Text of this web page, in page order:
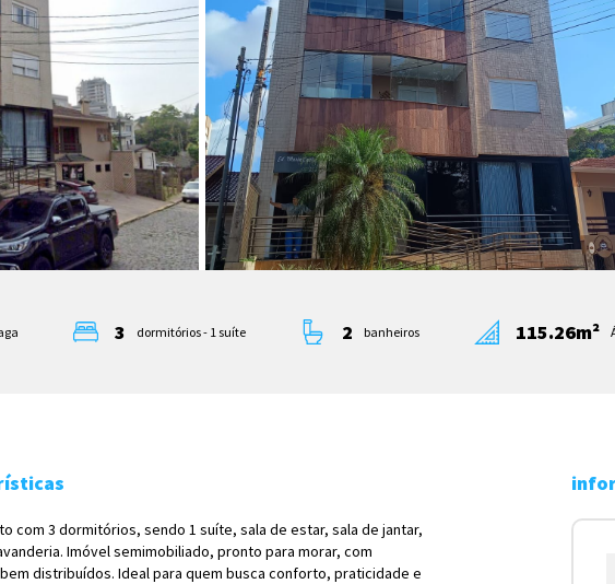
3 dormitórios - 1 suíte 2 banheiros 115.26m²
com 3 dormitórios, sendo 1 suíte, sala de estar, sala de jantar,
Imóvel semimobiliado, pronto para morar, com
distribuídos. Ideal para quem busca conforto, praticidade e